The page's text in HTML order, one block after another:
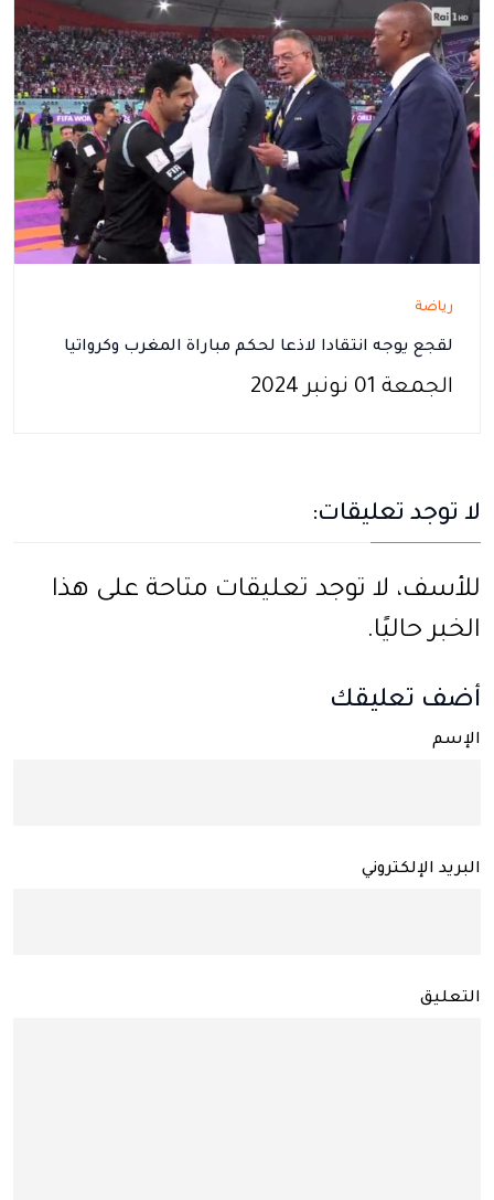
رياضة
لقجع يوجه انتقادا لاذعا لحكم مباراة المغرب وكرواتيا
الجمعة 01 نونبر 2024
لا توجد تعليقات:
للأسف، لا توجد تعليقات متاحة على هذا
الخبر حاليًا.
أضف تعليقك
الإسم
البريد الإلكتروني
التعليق